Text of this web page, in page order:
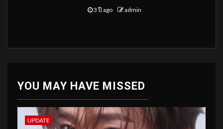
3 ปี ago admin
YOU MAY HAVE MISSED
UPDATE